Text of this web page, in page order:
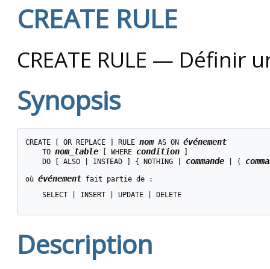
CREATE RULE
CREATE RULE — Définir
Synopsis
CREATE [ OR REPLACE ] RULE nom AS ON événement
    TO
nom_table [ WHERE condition ]
    DO [ ALSO | INSTEAD ] { NOTHING |
commande | (
où événement fait partie de :
    SELECT | INSERT | UPDATE | DELETE
Description